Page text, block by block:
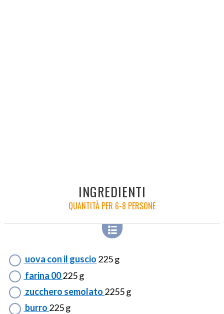
INGREDIENTI
QUANTITÀ PER 6-8 PERSONE
uova con il guscio 225 g
farina 00225 g
zucchero semolato 2255 g
burro 225 g